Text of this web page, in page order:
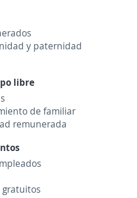
y paternidad
libre
de familiar
remunerada
gratuitos